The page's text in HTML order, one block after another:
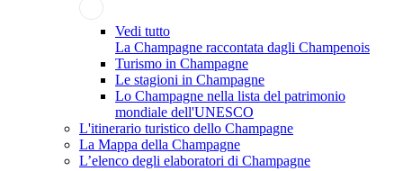
Vedi tutto
La Champagne raccontata dagli Champenois
Turismo in Champagne
Le stagioni in Champagne
Lo Champagne nella lista del patrimonio
mondiale dell'UNESCO
L'itinerario turistico dello Champagne
La Mappa della Champagne
L’elenco degli elaboratori di Champagne